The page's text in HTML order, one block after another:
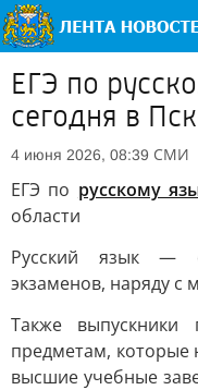
ЕГЭ по
сегодня в
4 июня 2026, 08:39 СМИ
ЕГЭ по русскому
области
Русский язык —
экзаменов, наряду с
Также выпускники
предметам, которые
высшие учебные